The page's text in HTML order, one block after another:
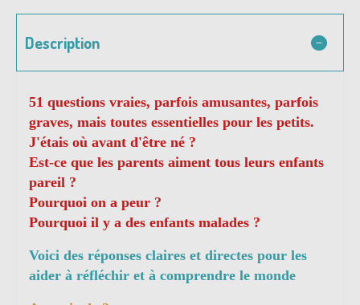
Description
51 questions vraies, parfois amusantes, parfois
graves, mais toutes essentielles pour les petits.
J'étais où avant d'être né ?
Est-ce que les parents aiment tous leurs enfants
pareil ?
Pourquoi on a peur ?
Pourquoi il y a des enfants malades ?
Voici des réponses claires et directes pour les
aider à réfléchir et à comprendre le monde